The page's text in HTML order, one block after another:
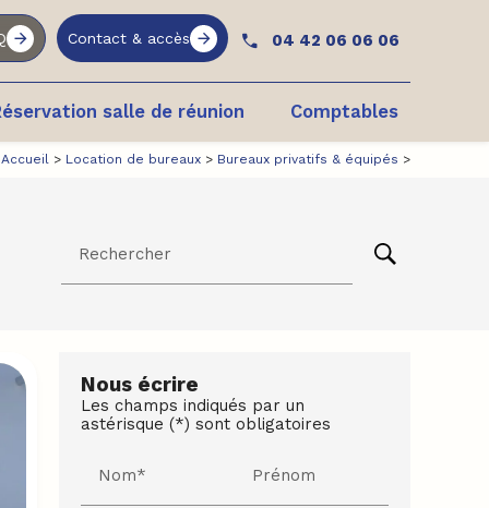
Contact & accès 04 42 06 06 06
salle de réunion Comptables
Accueil > Location de bureaux > Bureaux privatifs & équipés >
Rechercher
Nous écrire
Les champs indiqués par un
astérisque (*) sont obligatoires
Nom* Prénom